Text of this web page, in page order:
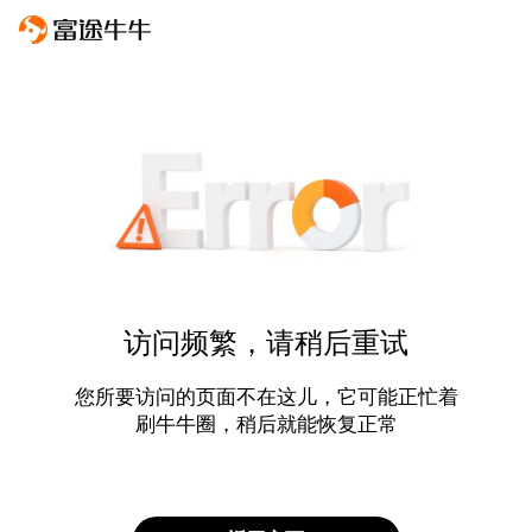
访问频繁，请稍后重试
您所要访问的页面不在这儿，它可能正忙着
刷牛牛圈，稍后就能恢复正常